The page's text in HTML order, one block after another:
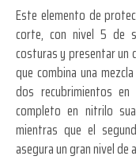
Este elemento de
corte, con nivel 5 de
costuras y presentar un
que combina una
dos recubrimientos
completo en nitrilo
mientras que el
asegura un gran nivel